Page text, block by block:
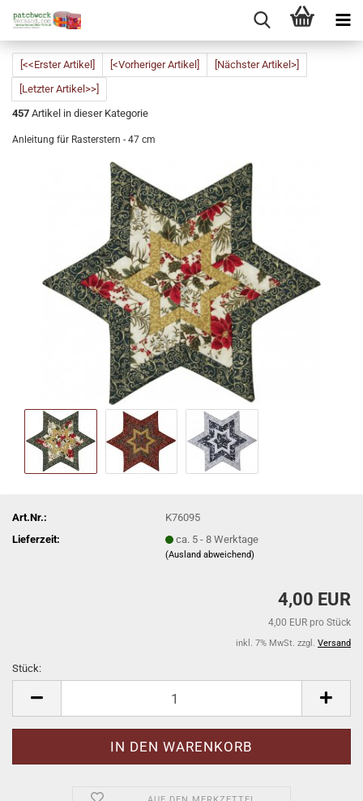
[<<Erster Artikel] [<Vorheriger Artikel]
[Nächster Artikel>]
[Letzter Artikel>>]
457 Artikel in dieser Kategorie
Anleitung für Rasterstern - 47 cm
Art.Nr.:
K76095
Lieferzeit:
ca. 5 - 8 Werktage
(Ausland abweichend)
4,00 EUR
4,00 EUR pro Stück
inkl. 7% MwSt. zzgl. Versand
Stück: